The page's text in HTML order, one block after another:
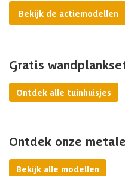
Bekijk de actiemodellen
Gratis
Ontdek alle tuinhuisjes
Ontdek onze
Bekijk alle modellen